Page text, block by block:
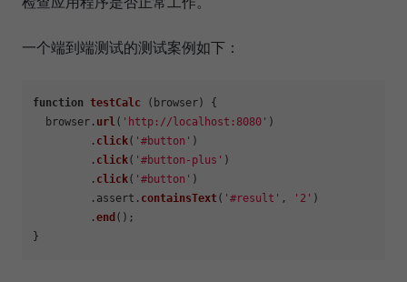
一个端到端测试的测试案例如下：
function testCalc (browser) {
  browser.
url ( 'http://localhost:8080' )
         .
click( '#button' )
         .
click( '#button-plus' )
         .
click( '#button' )
         .
assert . containsText( '#result' , '2' )
         .
end ();